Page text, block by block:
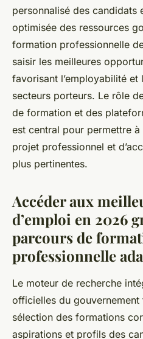
personnalisé des candidats
optimisée des ressources
formation professionnelle
saisir les meilleures
favorisant l’employabilité et
secteurs porteurs. Le rôle
de formation et des
est central pour permettre
projet professionnel et
plus pertinentes.
Accéder aux
d’emploi en 2026
parcours de
professionnelle
Le moteur de recherche
officielles du
sélection des formations
aspirations et profils des